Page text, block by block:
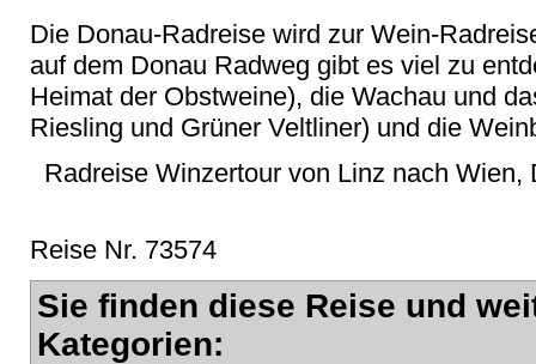
Die Donau-Radreise wird zur Wein-
auf dem Donau Radweg gibt es viel zu
Heimat der Obstweine), die Wachau und
Riesling und Grüner Veltliner) und die
Radreise Winzertour von Linz nach
Reise Nr. 73574
Sie finden diese Reise und
Kategorien: